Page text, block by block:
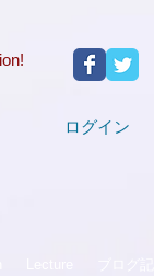
ログイン